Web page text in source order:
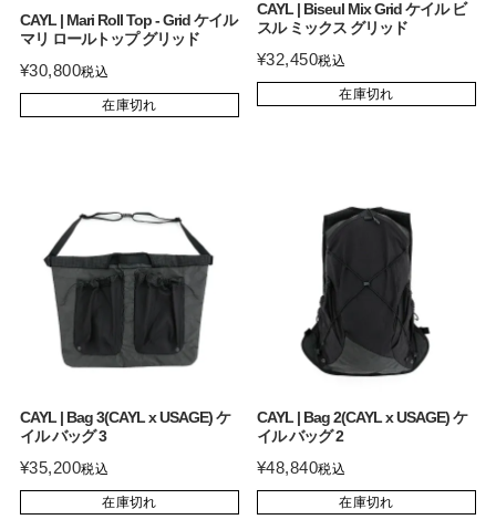
CAYL | Mari Roll Top - Grid ケイル
マリ ロールトップ グリッド
¥30,800税込
在庫切れ
CAYL | Biseul Mix Grid ケイル ビ
スル ミックス グリッド
¥32,450税込
在庫切れ
CAYL | Bag 3(CAYL x USAGE) ケ
イル バッグ 3
¥35,200税込
在庫切れ
CAYL | Bag 2(CAYL x USAGE) ケ
イル バッグ 2
¥48,840税込
在庫切れ